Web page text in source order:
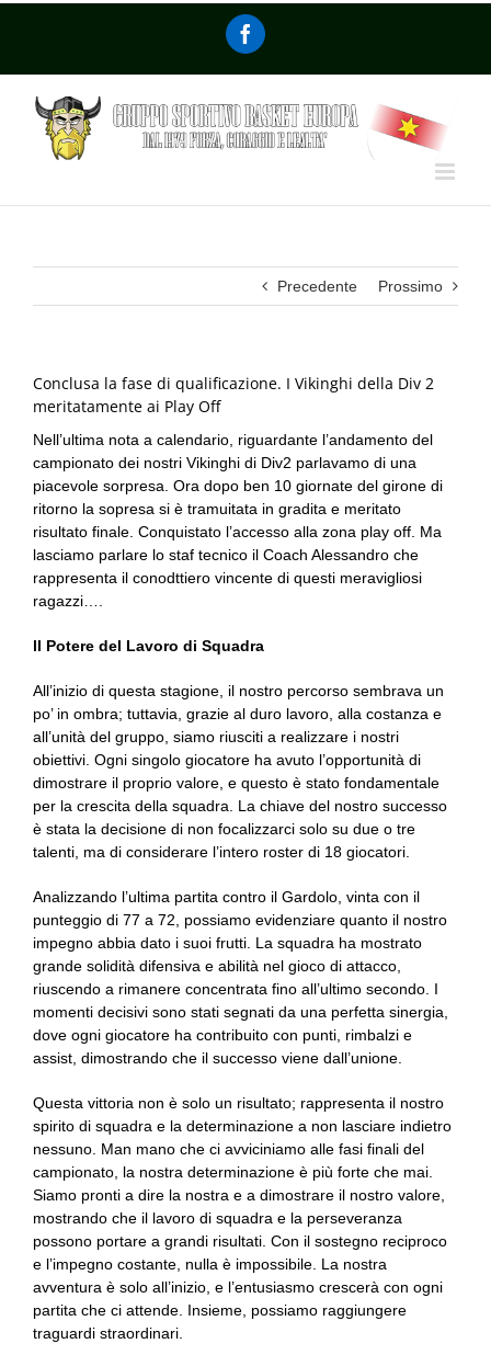
Precedente Prossimo
Conclusa la fase di qualificazione. I Vikinghi della Div 2
meritatamente ai Play Off
Nell’ultima nota a calendario, riguardante l’andamento del
campionato dei nostri Vikinghi di Div2 parlavamo di una
piacevole sorpresa. Ora dopo ben 10 giornate del girone di
ritorno la sopresa si è tramuitata in gradita e meritato
risultato finale. Conquistato l’accesso alla zona play off. Ma
lasciamo parlare lo staf tecnico il Coach Alessandro che
rappresenta il conodttiero vincente di questi meravigliosi
ragazzi….
ll Potere del Lavoro di Squadra
All’inizio di questa stagione, il nostro percorso sembrava un
po’ in ombra; tuttavia, grazie al duro lavoro, alla costanza e
all’unità del gruppo, siamo riusciti a realizzare i nostri
obiettivi. Ogni singolo giocatore ha avuto l’opportunità di
dimostrare il proprio valore, e questo è stato fondamentale
per la crescita della squadra. La chiave del nostro successo
è stata la decisione di non focalizzarci solo su due o tre
talenti, ma di considerare l’intero roster di 18 giocatori.
Analizzando l’ultima partita contro il Gardolo, vinta con il
punteggio di 77 a 72, possiamo evidenziare quanto il nostro
impegno abbia dato i suoi frutti. La squadra ha mostrato
grande solidità difensiva e abilità nel gioco di attacco,
riuscendo a rimanere concentrata fino all’ultimo secondo. I
momenti decisivi sono stati segnati da una perfetta sinergia,
dove ogni giocatore ha contribuito con punti, rimbalzi e
assist, dimostrando che il successo viene dall’unione.
Questa vittoria non è solo un risultato; rappresenta il nostro
spirito di squadra e la determinazione a non lasciare indietro
nessuno. Man mano che ci avviciniamo alle fasi finali del
campionato, la nostra determinazione è più forte che mai.
Siamo pronti a dire la nostra e a dimostrare il nostro valore,
mostrando che il lavoro di squadra e la perseveranza
possono portare a grandi risultati. Con il sostegno reciproco
e l’impegno costante, nulla è impossibile. La nostra
avventura è solo all’inizio, e l’entusiasmo crescerà con ogni
partita che ci attende. Insieme, possiamo raggiungere
traguardi straordinari.